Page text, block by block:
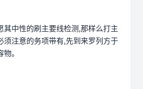
其中性的刷主要线检测,那样么打主
须注意的务项带有,先到来罗列方于
。